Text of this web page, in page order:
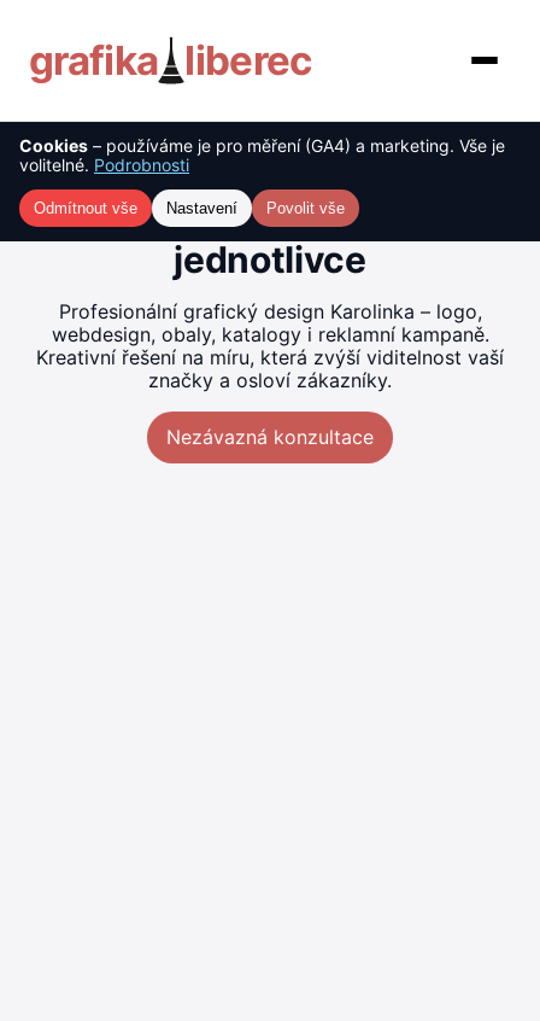
grafika liberec
O nás
Služby
Reference
Cookies – používáme je pro měření (GA4) a marketing. Vše je
volitelné. Podrobnosti
Odmítnout vše Nastavení Povolit vše
Tvorba grafiky Karolinka –
kreativní řešení pro firmy i
jednotlivce
Profesionální grafický design Karolinka – logo,
webdesign, obaly, katalogy i reklamní kampaně.
Kreativní řešení na míru, která zvýší viditelnost vaší
značky a osloví zákazníky.
Nezávazná konzultace